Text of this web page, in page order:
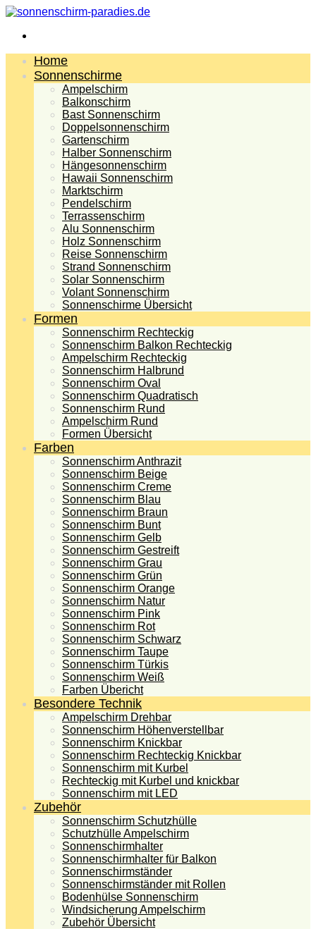
Home
Sonnenschirme
Ampelschirm
Balkonschirm
Bast Sonnenschirm
Doppelsonnenschirm
Gartenschirm
Halber Sonnenschirm
Hängesonnenschirm
Hawaii Sonnenschirm
Marktschirm
Pendelschirm
Terrassenschirm
Alu Sonnenschirm
Holz Sonnenschirm
Reise Sonnenschirm
Strand Sonnenschirm
Solar Sonnenschirm
Volant Sonnenschirm
Sonnenschirme Übersicht
Formen
Sonnenschirm Rechteckig
Sonnenschirm Balkon Rechteckig
Ampelschirm Rechteckig
Sonnenschirm Halbrund
Sonnenschirm Oval
Sonnenschirm Quadratisch
Sonnenschirm Rund
Ampelschirm Rund
Formen Übersicht
Farben
Sonnenschirm Anthrazit
Sonnenschirm Beige
Sonnenschirm Creme
Sonnenschirm Blau
Sonnenschirm Braun
Sonnenschirm Bunt
Sonnenschirm Gelb
Sonnenschirm Gestreift
Sonnenschirm Grau
Sonnenschirm Grün
Sonnenschirm Orange
Sonnenschirm Natur
Sonnenschirm Pink
Sonnenschirm Rot
Sonnenschirm Schwarz
Sonnenschirm Taupe
Sonnenschirm Türkis
Sonnenschirm Weiß
Farben Übericht
Besondere Technik
Ampelschirm Drehbar
Sonnenschirm Höhenverstellbar
Sonnenschirm Knickbar
Sonnenschirm Rechteckig Knickbar
Sonnenschirm mit Kurbel
Rechteckig mit Kurbel und knickbar
Sonnenschirm mit LED
Zubehör
Sonnenschirm Schutzhülle
Schutzhülle Ampelschirm
Sonnenschirmhalter
Sonnenschirmhalter für Balkon
Sonnenschirmständer
Sonnenschirmständer mit Rollen
Bodenhülse Sonnenschirm
Windsicherung Ampelschirm
Zubehör Übersicht